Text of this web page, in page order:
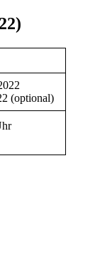
(optional)